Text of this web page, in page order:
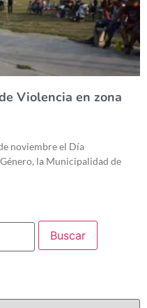
Violencia en zona
noviembre el Día
la Municipalidad de